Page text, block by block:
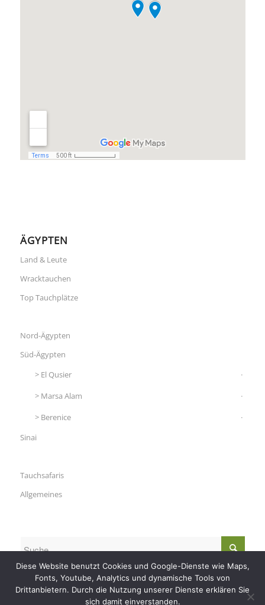
ÄGYPTEN
Land & Leute
Wracktauchen
Top Tauchplätze
Nord-Ägypten
Süd-Ägypten
El Qusier
Marsa Alam
Berenice
Sinai
Tauchsafaris
Allgemeines
Diese Website benutzt Cookies und Google-Dienste wie Maps,
Fonts, Youtube, Analytics und dynamische Tools von
Drittanbietern. Durch die Nutzung unserer Dienste erklären Sie
sich damit einverstanden.